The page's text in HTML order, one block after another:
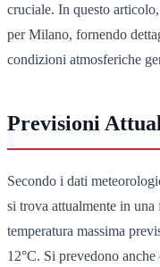
cruciale. In questo
per Milano, fornendo
condizioni atmosferiche
Previsioni
Secondo i dati
si trova attualmente in
temperatura massima
12°C. Si prevedono